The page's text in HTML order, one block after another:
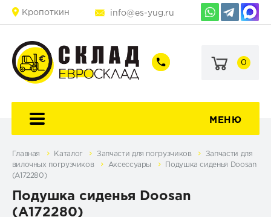
Кропоткин info@es-yug.ru
+7
60-
+7
69-
0
МЕНЮ
Главная Каталог Запчасти для погрузчиков
Запчасти для
вилочных погрузчиков
Аксессуары
Подушка сиденья Doosan
(A172280)
Подушка сиденья Doosan
(A172280)